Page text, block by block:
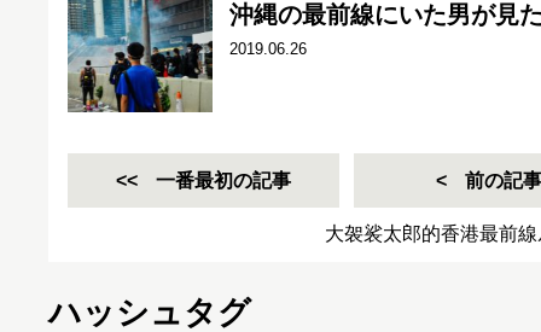
沖縄の最前線にいた男が見
2019.06.26
一番最初の記事 前の記事
大袈裟太郎的香港最前
ハッシュタグ